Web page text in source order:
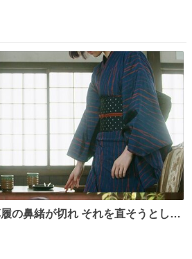
の鼻緒が切れ それを直そうとした